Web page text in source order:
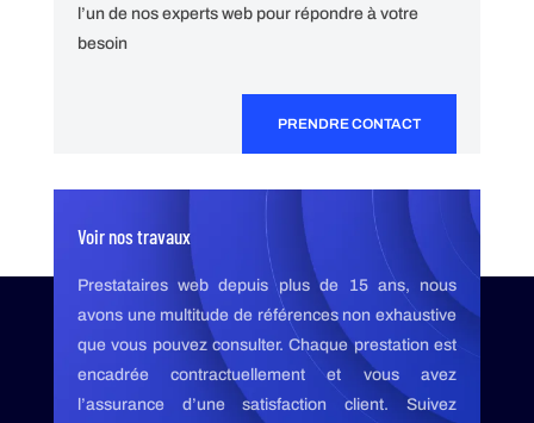
l’un de nos experts web pour répondre à votre
besoin
PRENDRE CONTACT
Voir nos travaux
Prestataires web depuis plus de 15 ans, nous
avons une multitude de références non exhaustive
que vous pouvez consulter. Chaque prestation est
encadrée contractuellement et vous avez
l’assurance d’une satisfaction client. Suivez